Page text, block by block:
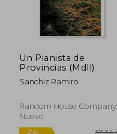
Un Pianista de
Provincias (Mdll)
Sanchiz Ramiro
Random House Company,
Nuevo